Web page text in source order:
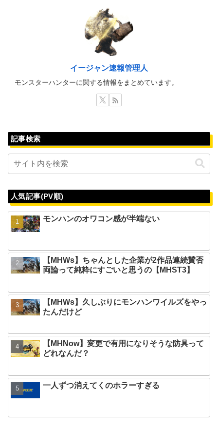
イージャン速報管理人
モンスターハンターに関する情報をまとめています。
記事検索
人気記事(PV順)
モンハンのオワコン感が半端ない
【MHWs】ちゃんとした企業が2作品連続賛否
両論って純粋にすごいと思うの【MHST3】
【MHWs】久しぶりにモンハンワイルズをやっ
たんだけど
【MHNow】変更で有用になりそうな防具って
どれなんだ？
一人ずつ消えてくのホラーすぎる